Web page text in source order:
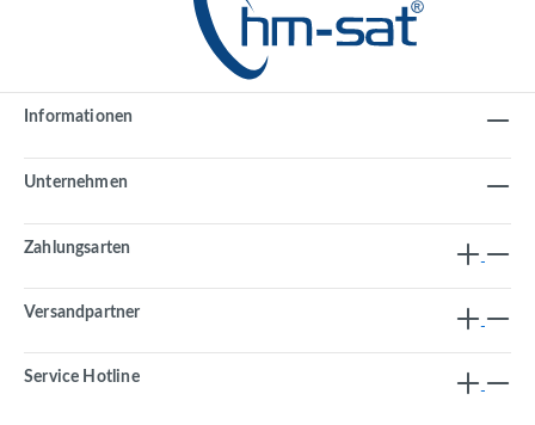
Informationen
Unternehmen
Zahlungsarten
Versandpartner
Service Hotline